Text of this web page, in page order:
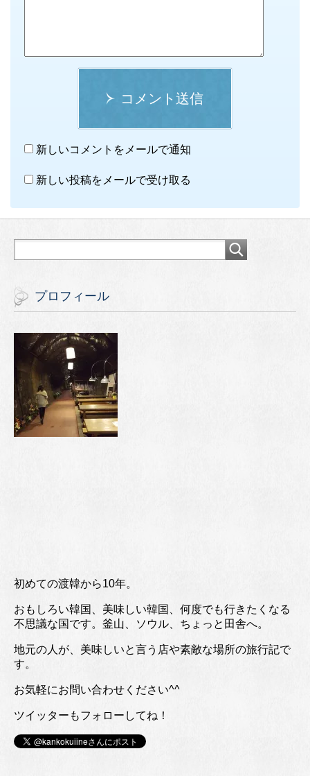
コメント送信
新しいコメントをメールで通知
新しい投稿をメールで受け取る
プロフィール
初めての渡韓から10年。
おもしろい韓国、美味しい韓国、何度でも行きたくなる
不思議な国です。釜山、ソウル、ちょっと田舎へ。
地元の人が、美味しいと言う店や素敵な場所の旅行記で
す。
お気軽にお問い合わせください^^
ツイッターもフォローしてね！